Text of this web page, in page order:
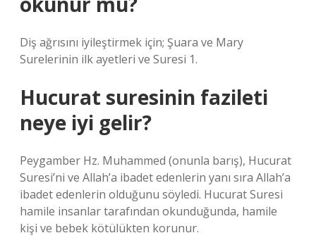
Diş ağrısını iyileştirmek için; Şuara ve Mary
Surelerinin ilk ayetleri ve Suresi 1.
Hucurat suresinin fazileti
neye iyi gelir?
Peygamber Hz. Muhammed (onunla barış), Hucurat
Suresi’ni ve Allah’a ibadet edenlerin yanı sıra Allah’a
ibadet edenlerin olduğunu söyledi. Hucurat Suresi
hamile insanlar tarafından okunduğunda, hamile
kişi ve bebek kötülükten korunur.